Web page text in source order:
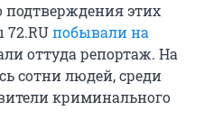
подтверждения этих
побывали на
оттуда репортаж. На
сотни людей, среди
криминального